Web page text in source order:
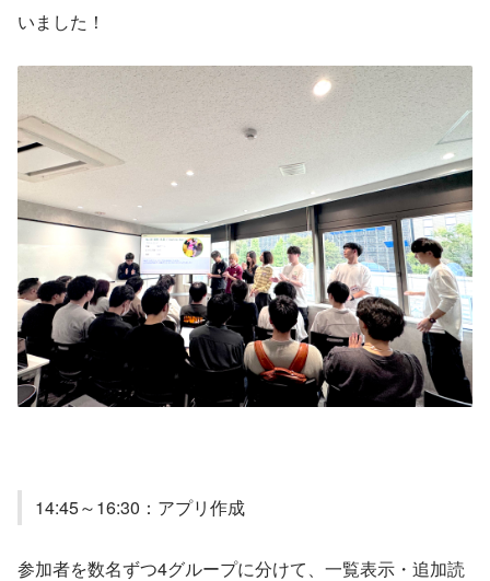
いました！
14:45～16:30：アプリ作成
参加者を数名ずつ4グループに分けて、一覧表示・追加読